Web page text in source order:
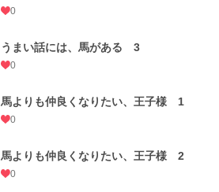
0
うまい話には、馬がある 3
0
馬よりも仲良くなりたい、王子様 1
0
馬よりも仲良くなりたい、王子様 2
0